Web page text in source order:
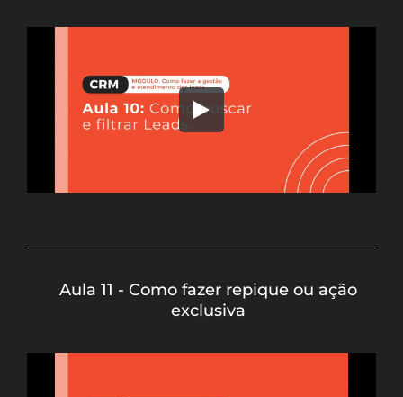
Aula 11 - Como fazer repique ou ação
exclusiva